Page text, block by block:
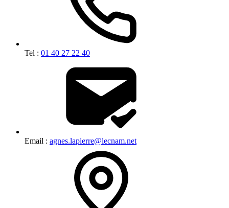
Tel : 01 40 27 22 40
Email : agnes.lapierre@lecnam.net